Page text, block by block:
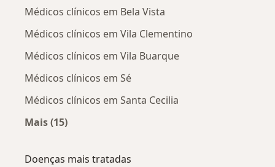
Médicos clínicos em Bela Vista
Médicos clínicos em Vila Clementino
Médicos clínicos em Vila Buarque
Médicos clínicos em Sé
Médicos clínicos em Santa Cecilia
Mais (15)
Doenças mais tratadas